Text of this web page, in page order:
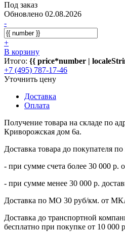
Под заказ
Обновлено 02.08.2026
-
+
В корзину
Итого: {{ price*number |
+7 (495) 787-17-46
Уточнить цену
Доставка
Оплата
Получение товара на складе по
Криворожская дом 6а.
Доставка товара до покупателя
- при сумме счета более 30 000 р.
- при сумме менее 30 000 р.
Доставка по МО 30 руб/км. от
Доставка до транспортной
бесплатно при покупке от 10 000